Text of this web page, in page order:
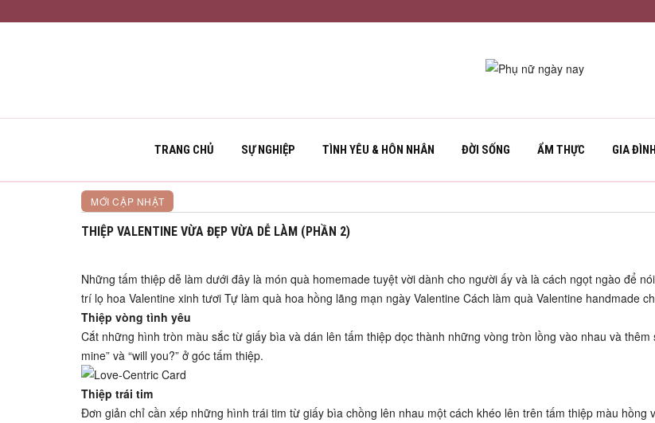
TRANG CHỦ SỰ NGHIỆP TÌNH YÊU & HÔN NHÂN ĐỜI SỐNG ẨM THỰC GIA ĐÌNH
MỚI CẬP NHẬT
THIỆP VALENTINE VỪA ĐẸP VỪA DỄ LÀM (PHẦN 2)
Những tấm thiệp dễ làm dưới đây là món quà homemade tuyệt vời dành cho người ấy và là cách ngọt ngào để
trí lọ hoa Valentine xinh tươi Tự làm quà hoa hồng lãng mạn ngày Valentine Cách làm quà Valentine handmade
Thiệp vòng tình yêu
Cắt những hình tròn màu sắc từ giấy bìa và dán lên tấm thiệp dọc thành những vòng tròn lồng vào nhau và thêm
mine” và “will you?” ở góc tấm thiệp.
Thiệp trái tim
Đơn giản chỉ cần xếp những hình trái tim từ giấy bìa chồng lên nhau một cách khéo lên trên tấm thiệp màu hồng